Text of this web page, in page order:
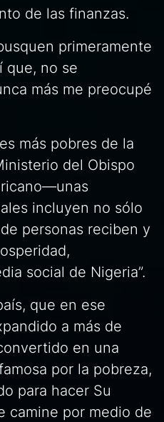
de las finanzas.
primeramente
que, no se
más me preocupé
más pobres de la
del Obispo
incluyen no sólo
personas reciben y
social de Nigeria”.
que en ese
a más de
en una
por la pobreza,
para hacer Su
camine por medio de